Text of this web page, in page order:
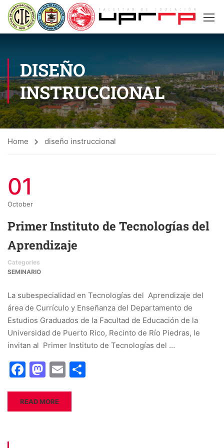
DISEÑO
INSTRUCCIONAL
Home diseño instruccional
01
October
Primer Instituto de Tecnologías del
Aprendizaje
Categories
SEMINARIO
La subespecialidad en Tecnologías del Aprendizaje del
área de Currículo y Enseñanza del Departamento de
Estudios Graduados de la Facultad de Educación de la
Universidad de Puerto Rico, Recinto de Río Piedras, le
invitan al Primer Instituto de Tecnologías del …
Facebook
Mastodon
Email
READ MORE